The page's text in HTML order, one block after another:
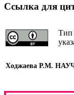
Ссылка для
Тип
Ходжаева Р.М.